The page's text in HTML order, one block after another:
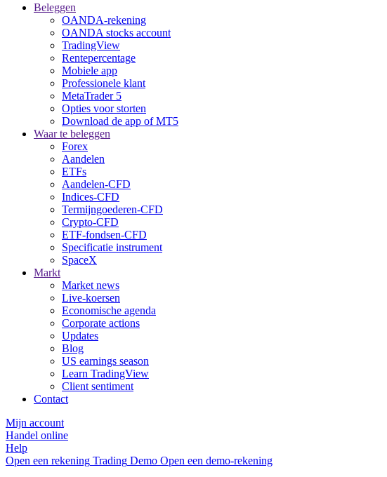
Beleggen
OANDA-rekening
OANDA stocks account
TradingView
Rentepercentage
Mobiele app
Professionele klant
MetaTrader 5
Opties voor storten
Download de app of MT5
Waar te beleggen
Forex
Aandelen
ETFs
Aandelen-CFD
Indices-CFD
Termijngoederen-CFD
Crypto-CFD
ETF-fondsen-CFD
Specificatie instrument
SpaceX
Markt
Market news
Live-koersen
Economische agenda
Corporate actions
Updates
Blog
US earnings season
Learn TradingView
Client sentiment
Contact
Mijn account
Handel online
Help
Open een rekening Trading Demo Open een demo-rekening